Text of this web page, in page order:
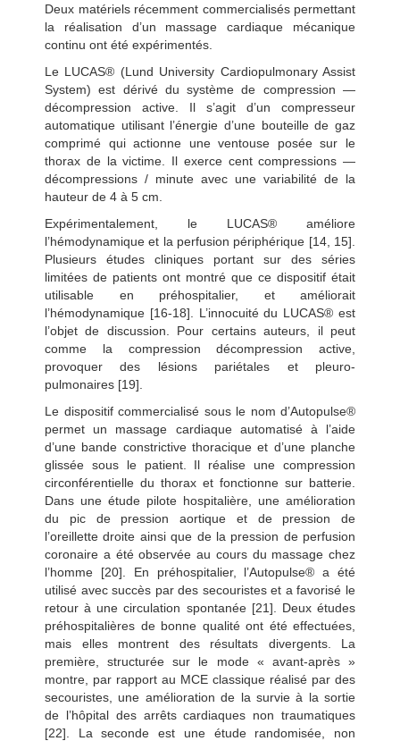
Deux matériels récemment commercialisés permettant
la réalisation d’un massage cardiaque mécanique
continu ont été expérimentés.
Le LUCAS® (Lund University Cardiopulmonary Assist
System) est dérivé du système de compression —
décompression active. Il s’agit d’un compresseur
automatique utilisant l’énergie d’une bouteille de gaz
comprimé qui actionne une ventouse posée sur le
thorax de la victime. Il exerce cent compressions —
décompressions / minute avec une variabilité de la
hauteur de 4 à 5 cm.
Expérimentalement, le LUCAS® améliore
l’hémodynamique et la perfusion périphérique [14, 15].
Plusieurs études cliniques portant sur des séries
limitées de patients ont montré que ce dispositif était
utilisable en préhospitalier, et améliorait
l’hémodynamique [16-18]. L’innocuité du LUCAS® est
l’objet de discussion. Pour certains auteurs, il peut
comme la compression décompression active,
provoquer des lésions pariétales et pleuro-
pulmonaires [19].
Le dispositif commercialisé sous le nom d’Autopulse®
permet un massage cardiaque automatisé à l’aide
d’une bande constrictive thoracique et d’une planche
glissée sous le patient. Il réalise une compression
circonférentielle du thorax et fonctionne sur batterie.
Dans une étude pilote hospitalière, une amélioration
du pic de pression aortique et de pression de
l’oreillette droite ainsi que de la pression de perfusion
coronaire a été observée au cours du massage chez
l’homme [20]. En préhospitalier, l’Autopulse® a été
utilisé avec succès par des secouristes et a favorisé le
retour à une circulation spontanée [21]. Deux études
préhospitalières de bonne qualité ont été effectuées,
mais elles montrent des résultats divergents. La
première, structurée sur le mode « avant-après »
montre, par rapport au MCE classique réalisé par des
secouristes, une amélioration de la survie à la sortie
de l’hôpital des arrêts cardiaques non traumatiques
[22]. La seconde est une étude randomisée, non